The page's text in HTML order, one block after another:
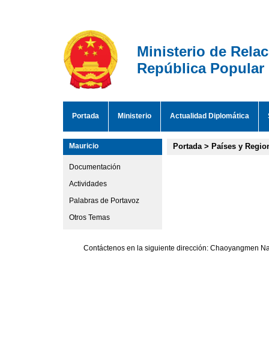
Ministerio de
República Popular
Portada Ministerio Actualidad Diplomática
Mauricio
Documentación
Actividades
Palabras de Portavoz
Otros Temas
Portada> Países y
Contáctenos en la siguiente dirección: Chaoyangmen